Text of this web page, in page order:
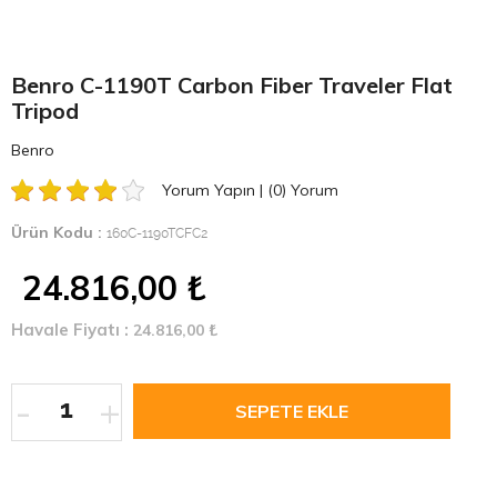
Benro C-1190T Carbon Fiber Traveler Flat
Tripod
Benro
Yorum Yapın | (0) Yorum
Ürün Kodu : 160C-1190TCFC2
24.816,00 ₺
Havale Fiyatı : 24.816,00 ₺
+
-